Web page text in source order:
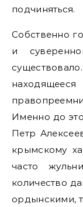
подчиняться.
Собственно
и
Именно до
Петр
крымскому
часто
количество
ордынскими,